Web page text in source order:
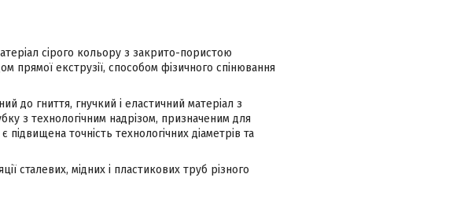
сірого кольору з закрито-пористою
прямої екструзії, способом фізичного спінювання
до гниття, гнучкий і еластичний матеріал з
з технологічним надрізом, призначеним для
точність технологічних діаметрів та
сталевих, мідних і пластикових труб різного